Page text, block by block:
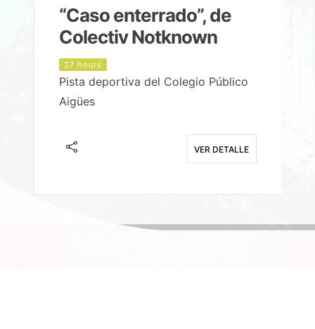
“Caso enterrado”, de
Colectiv Notknown
27 hours
Pista deportiva del Colegio Público
Aigües
VER DETALLE